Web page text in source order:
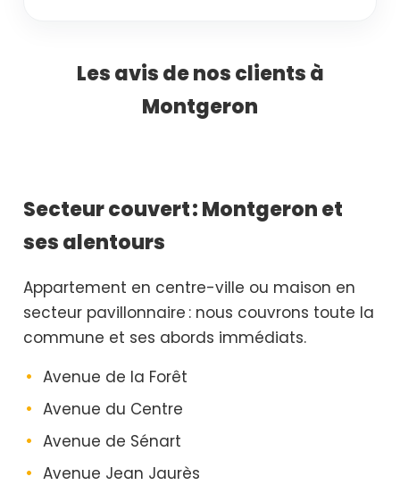
Les avis de nos clients à
Montgeron
Secteur couvert : Montgeron et
ses alentours
Appartement en centre-ville ou maison en
secteur pavillonnaire : nous couvrons toute la
commune et ses abords immédiats.
Avenue de la Forêt
Avenue du Centre
Avenue de Sénart
Avenue Jean Jaurès